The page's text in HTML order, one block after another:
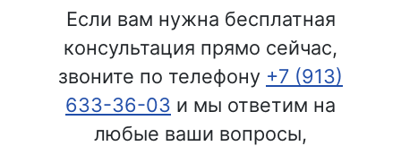
Если вам нужна бесплатная
консультация прямо сейчас,
звоните по телефону +7 (913)
633-36-03 и мы ответим на
любые ваши вопросы,